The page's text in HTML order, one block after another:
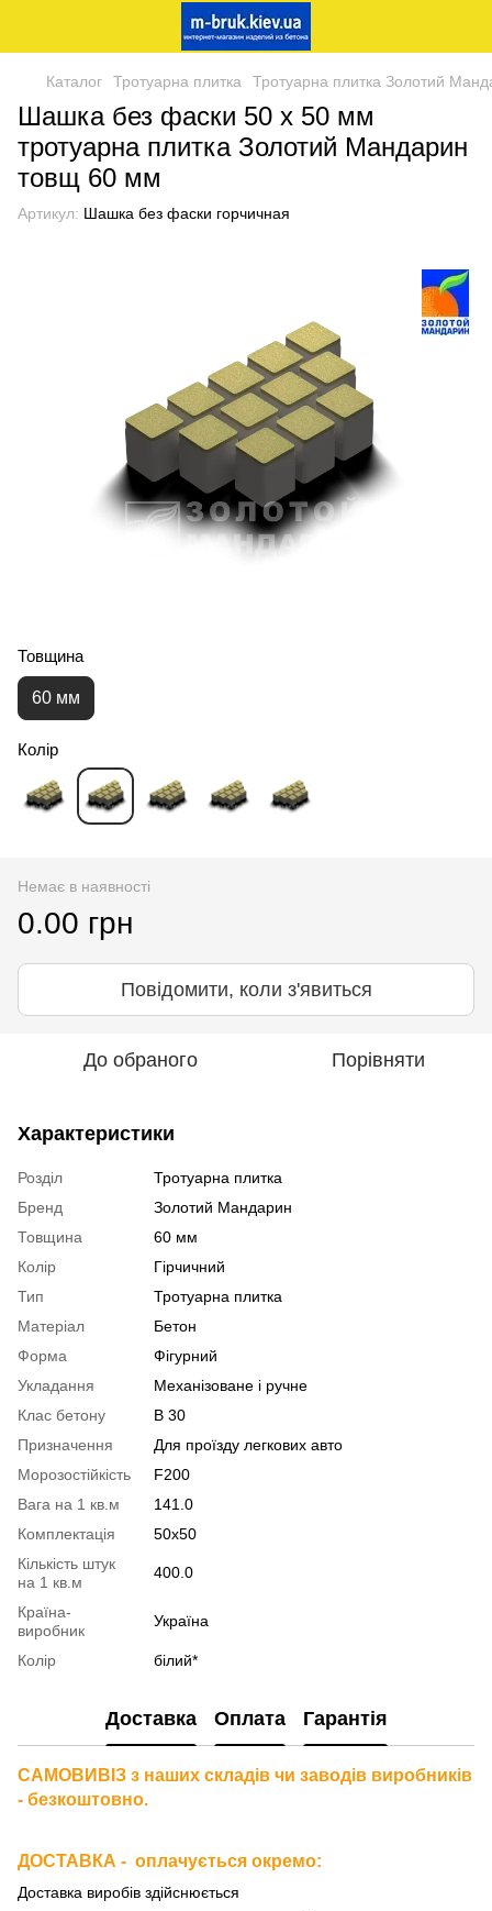
Каталог Тротуарна плитка Тротуарна плитка Золотий
Шашка без фаски 50 х 50 мм
тротуарна плитка Золотий Мандарин
товщ 60 мм
Артикул: Шашка без фаски горчичная
Товщина
60 мм
Колір
Немає в наявності
0.00 грн
Повідомити, коли з'явиться
До обраного Порівняти
Характеристики
Розділ
Тротуарна плитка
Бренд
Золотий Мандарин
Товщина
60 мм
Колір
Гірчичний
Тип
Тротуарна плитка
Матеріал
Бетон
Форма
Фігурний
Укладання
Механізоване і ручне
Клас бетону
В 30
Призначення
Для проїзду легкових авто
Морозостійкість
F200
Вага на 1 кв.м
141.0
Комплектація
50x50
Кількість штук
на 1 кв.м
400.0
Країна-
виробник
Україна
Колір білий*
Доставка Оплата Гарантія
САМОВИВІЗ з наших складів чи заводів виробників
- безкоштовно.
ДОСТАВКА - оплачується окремо:
Доставка виробів здійснюється